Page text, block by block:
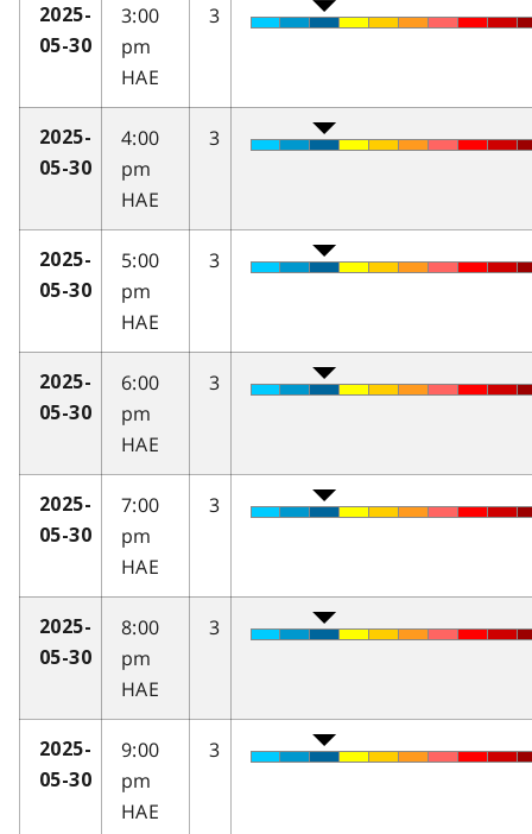
2025-
05-30
3:00
pm
HAE
3
2025-
05-30
4:00
pm
HAE
3
2025-
05-30
5:00
pm
HAE
3
2025-
05-30
6:00
pm
HAE
3
2025-
05-30
7:00
pm
HAE
3
2025-
05-30
8:00
pm
HAE
3
2025-
05-30
9:00
pm
HAE
3